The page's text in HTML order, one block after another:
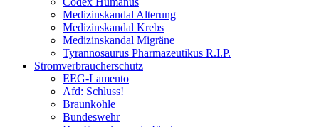
Medizinskandal Alterung
Medizinskandal Krebs
Medizinskandal Migräne
Tyrannosaurus Pharmazeutikus R.I.P.
Stromverbraucherschutz
EEG-Lamento
Afd: Schluss!
Braunkohle
Bundeswehr